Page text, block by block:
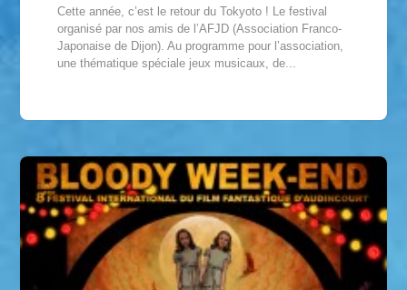
Cette année, c’est le retour du Tokyoto ! Le festival
organisé par nos amis de l’AFJD (Association Franco-
Japonaise de Dijon). Au programme pour l’association,
une thématique spéciale jeux musicaux, de...